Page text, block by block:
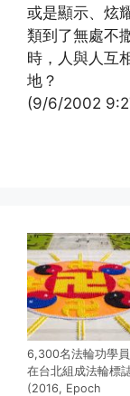
或是顯示、炫
類到了無處不
時，人與人互
地？
(9/6/2002
6,300名法輪功學員
在台北組成法輪標
(2016, Epoch